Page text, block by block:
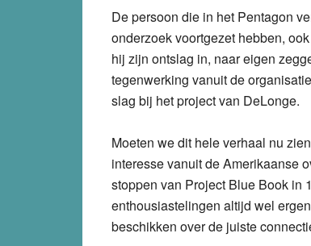
De persoon die in het Pentagon
onderzoek voortgezet hebben,
hij zijn ontslag in, naar eigen
tegenwerking vanuit de
slag bij het project van DeLonge.
Moeten we dit hele verhaal nu
interesse vanuit de Amerikaanse
stoppen van Project Blue Book in
enthousiastelingen altijd wel
beschikken over de juiste